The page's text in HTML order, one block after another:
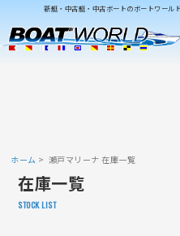
新艇・中古艇・中古ボートのボートワール
ホーム 瀬戸マリーナ 在庫一覧
在庫一覧
STOCK LIST